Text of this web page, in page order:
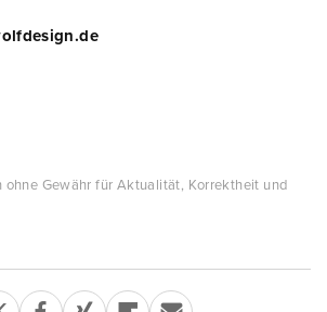
ohne Gewähr für Aktualität, Korrektheit und